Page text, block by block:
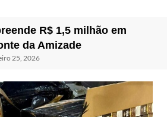
R$ 1,5 milhão em
da Amizade
25, 2026